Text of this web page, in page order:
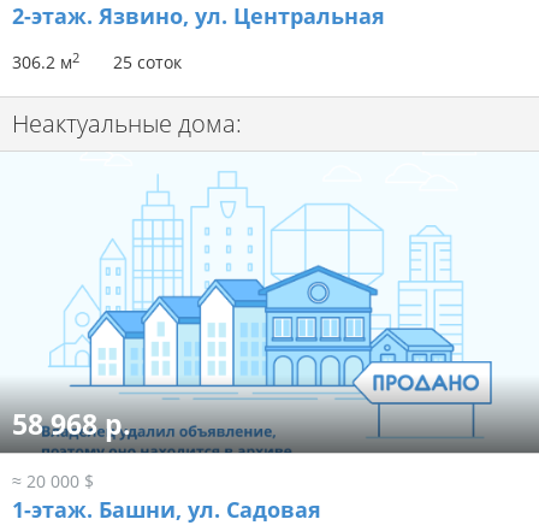
2-этаж. Язвино, ул. Центральная
306.2 м2 25 соток
Неактуальные дома:
58 968 р.
≈ 20 000 $
1-этаж. Башни, ул. Садовая